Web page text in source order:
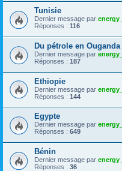
Tunisie
Dernier message par
Réponses : 116
Du pétrole en Ouganda
Dernier message par
Réponses : 187
Ethiopie
Dernier message par
Réponses : 144
Egypte
Dernier message par
Réponses : 649
Bénin
Dernier message par
Réponses : 36